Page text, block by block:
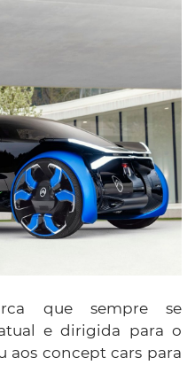
que sempre se
e dirigida para o
aos concept cars para